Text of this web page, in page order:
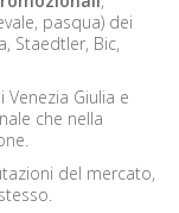
pasqua) dei
Staedtler, Bic,
Giulia e
che nella
del mercato,